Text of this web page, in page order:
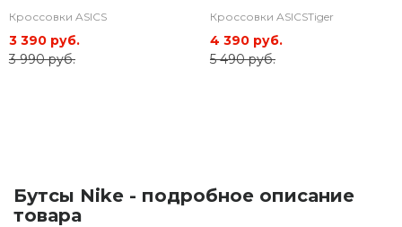
Кроссовки ASICS
3 390 руб.
3 990 руб.
Кроссовки ASICSTiger
4 390 руб.
5 490 руб.
Бутсы Nike - подробное описание
товара